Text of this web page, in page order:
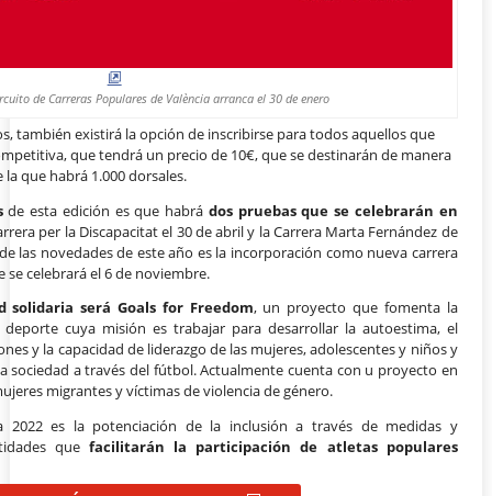
de Carreras Populares de València arranca el 30 de enero
también existirá la opción de inscribirse para todos aquellos que
que tendrá un precio de 10€, que se destinarán de manera
que habrá 1.000 dorsales.
de esta edición es que habrá dos pruebas que se celebrarán en
per la Discapacitat el 30 de abril y la Carrera Marta Fernández de
las novedades de este año es la incorporación como nueva carrera
se celebrará el 6 de noviembre.
solidaria será Goals for Freedom, un proyecto que fomenta la
cuya misión es trabajar para desarrollar la autoestima, el
y la capacidad de liderazgo de las mujeres, adolescentes y niños y
sociedad a través del fútbol. Actualmente cuenta con u proyecto en
migrantes y víctimas de violencia de género.
2022 es la potenciación de la inclusión a través de medidas y
quefacilitarán la participación de atletas populares